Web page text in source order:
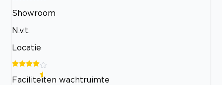
Showroom
N.v.t.
Locatie
Faciliteiten wachtruimte